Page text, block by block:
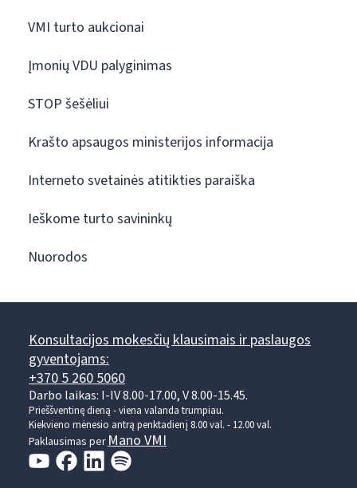
VMI turto aukcionai
Įmonių VDU palyginimas
STOP šešėliui
Krašto apsaugos ministerijos informacija
Interneto svetainės atitikties paraiška
Ieškome turto savininkų
Nuorodos
Konsultacijos mokesčių klausimais ir paslaugos
gyventojams:
+370 5 260 5060
Darbo laikas: I-IV 8.00-17.00, V 8.00-15.45.
Prieššventinę dieną - viena valanda trumpiau.
Kiekvieno mėnesio antrą penktadienį 8.00 val. - 12.00 val.
Paklausimas perMano VMI